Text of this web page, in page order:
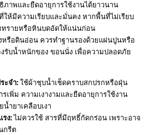
ภาพและยืดอายุการใช้งานได้ยาวนาน
ให้มีความเรียบและมั่นคง หากพื้นที่ไม่เรียบ
ทรายหรือหินบดอัดให้แน่นก่อน
รือดินอ่อน ควรทำฐานรองด้วยแผ่นปูนหรือ
รับน้ำหนักของ ขอนนั่ง เพื่อความปลอดภัย
ะจำ:ใช้ผ้าชุบน้ำเช็ดคราบสกปรกหรือฝุ่น
เพิ่ม ความเงางามและยืดอายุการใช้งาน
ำยาเคลือบเงา
ง:ไม่ควรใช้ สารที่มีฤทธิ์กัดกร่อน เพราะอาจ
กรีต